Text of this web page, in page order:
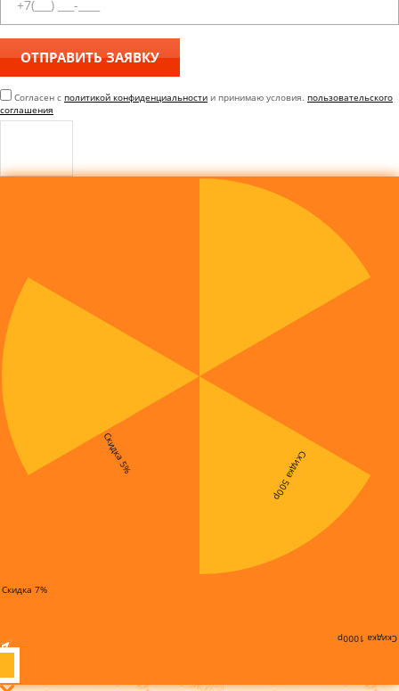
Согласен с политикой конфиденциальности и принимаю условия. пользовательского
соглашения
Скидка 7%
Скидка 5% Скидка 500р
Скидка 1000р